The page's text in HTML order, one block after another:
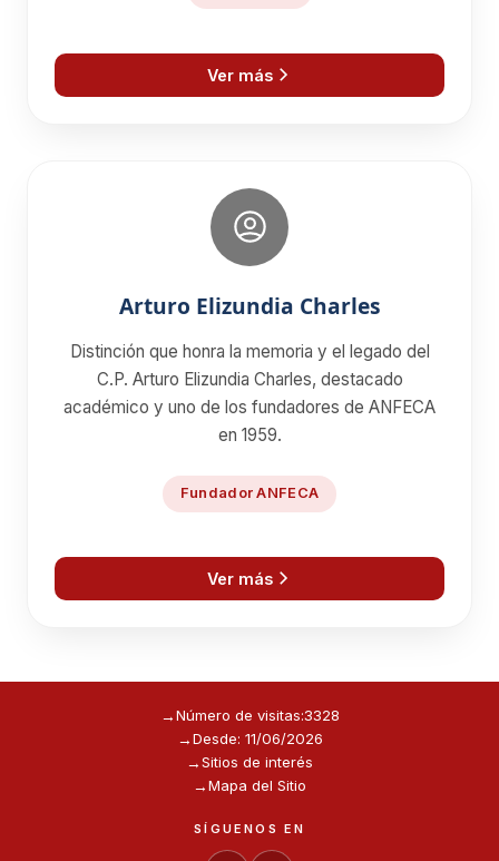
Ver más
Arturo Elizundia Charles
Distinción que honra la memoria y el legado del
C.P. Arturo Elizundia Charles, destacado
académico y uno de los fundadores de ANFECA
en 1959.
Fundador ANFECA
Ver más
Número de visitas:3328
Desde: 11/06/2026
Sitios de interés
Mapa del Sitio
SÍGUENOS EN